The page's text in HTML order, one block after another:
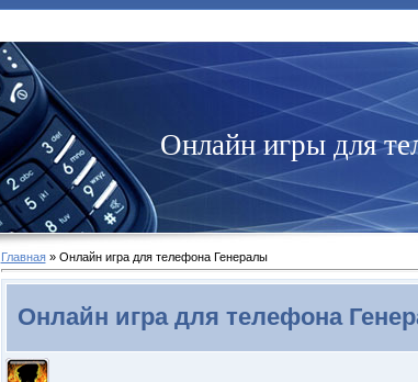
Онлайн игры для
Главная» Онлайн игра для телефона Генералы
Онлайн игра для телефона